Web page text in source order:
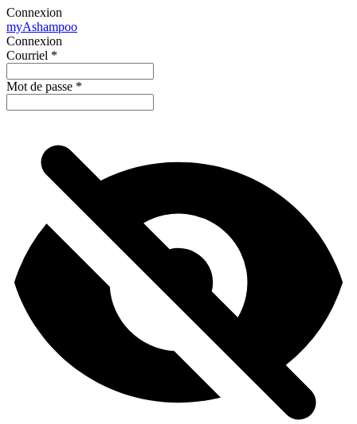
Connexion
myAshampoo
Connexion
Courriel *
Mot de passe *